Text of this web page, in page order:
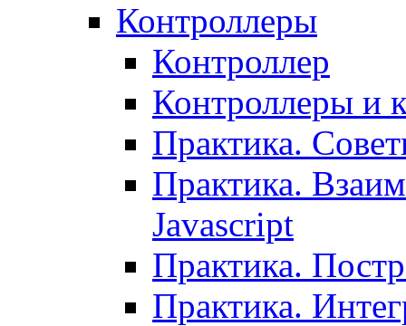
Контроллеры
Контроллер
Контроллеры и
Практика.
Практика.
Javascript
Практика.
Практика.